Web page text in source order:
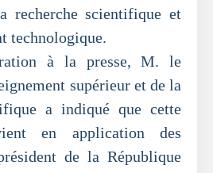
recherche scientifique et
technologique.
à la presse, M. le
supérieur et de la
a indiqué que cette
en application des
de la République